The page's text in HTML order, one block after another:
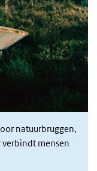
natuurbruggen,
mensen